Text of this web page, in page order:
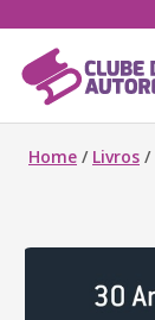
Home / Livros /